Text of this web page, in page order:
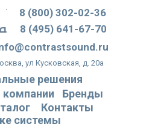
Бренды
компании
Контакты
ул Кусковская, д. 20а
8 (495) 641-67-70
8 (800) 302-02-36
решения
системы